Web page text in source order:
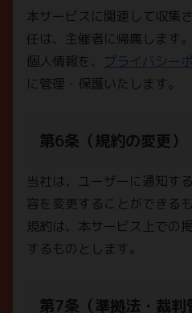
本サービスに関連して収集
任は、主催者に帰属します
個人情報を、 プライバシー
に管理・保護いたします。
第6条（規約の変更）
当社は、ユーザーに通知す
容を変更することができる
規約は、本サービス上での
するものとします。
第7条（準拠法・裁判